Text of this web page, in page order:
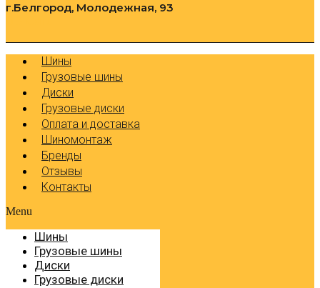
г.Белгород, Молодежная, 93
Шины
Грузовые шины
Диски
Грузовые диски
Оплата и доставка
Шиномонтаж
Бренды
Отзывы
Контакты
Menu
Шины
Грузовые шины
Диски
Грузовые диски